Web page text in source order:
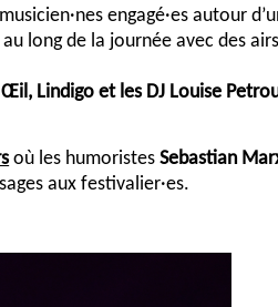
engagé·es autour
long de la journée avec des
Lindigo et les DJ Louise
où les humoristesSebastian
aux festivalier·es.